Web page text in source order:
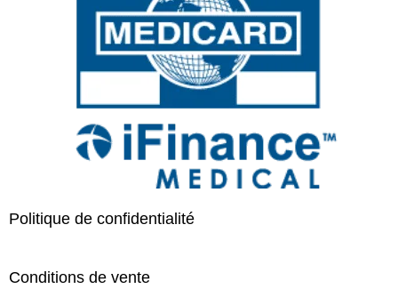
Politique de confidentialité
Conditions de vente